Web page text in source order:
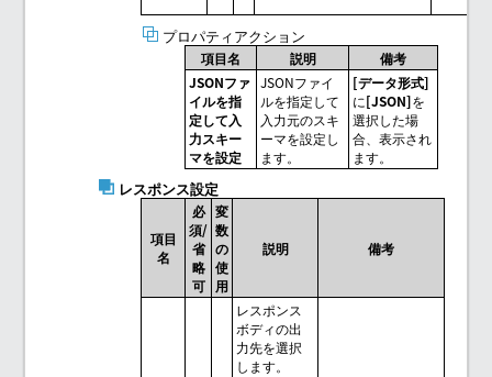
プロパティアクション
項目名 説明
備考
JSONファ
イルを指
定して入
力スキー
マを設定
JSONファイ
ルを指定して
入力元のスキ
ーマを設定し
ます。
[データ形式]
に[JSON]を
選択した場
合、表示され
ます。
レスポンス設定
項目
名
必
須/
省
略
可
変
数
の
使
用
説明 備考
レスポンス
ボディの出
力先を選択
します。